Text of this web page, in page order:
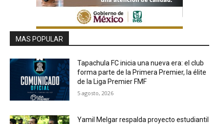
MAS POPULAR
Tapachula FC inicia una nueva era: el club
forma parte de la Primera Premier, la élite
de la Liga Premier FMF
5 agosto, 2026
Yamil Melgar respalda proyecto estudiantil